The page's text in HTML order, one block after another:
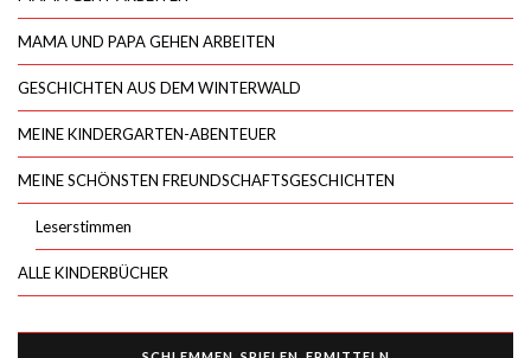
MAMA UND PAPA GEHEN ARBEITEN
GESCHICHTEN AUS DEM WINTERWALD
MEINE KINDERGARTEN-ABENTEUER
MEINE SCHÖNSTEN FREUNDSCHAFTSGESCHICHTEN
Leserstimmen
ALLE KINDERBÜCHER